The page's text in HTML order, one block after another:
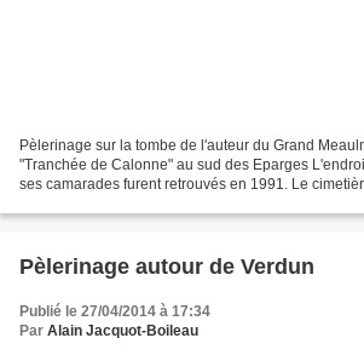
Pèlerinage sur la tombe de l'auteur du Grand
"Tranchée de Calonne" au sud des Eparges
ses camarades furent retrouvés en 1991. Le
Pèlerinage autour de Verdun
Publié le 27/04/2014 à 17:34
Par Alain Jacquot-Boileau